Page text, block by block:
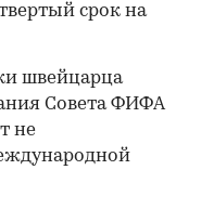
срок на
швейцарца
Совета ФИФА
не